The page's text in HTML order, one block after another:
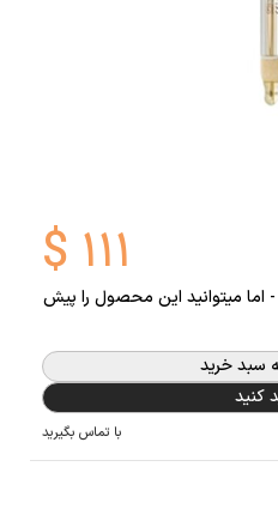
$ ۱۱۱
اما میتوانید این محصول را پیش
سبد خرید
کنید
با تماس بگیرید